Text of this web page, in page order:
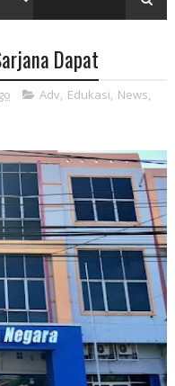
Dapat
Adv, Edukasi, News,